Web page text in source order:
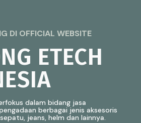
DI OFFICIAL WEBSITE
ETECH
dalam bidang jasa
berbagai jenis aksesoris
jeans, helm dan lainnya.